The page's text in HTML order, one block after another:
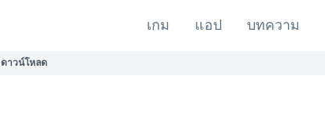
เกม แอป บทความ
ดาวน์โหลด